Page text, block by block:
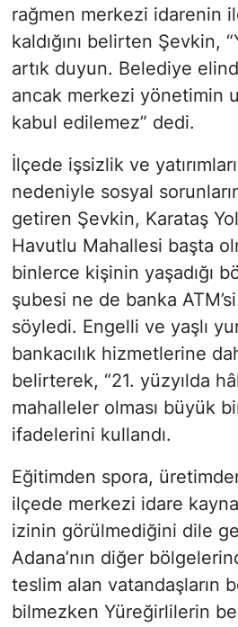
rağmen merkezi idarenin
kaldığını belirten Şevkin,
artık duyun. Belediye
ancak merkezi yönetimin
kabul edilemez” dedi.
İlçede işsizlik ve
nedeniyle sosyal
getiren Şevkin, Karataş
Havutlu Mahallesi başta
binlerce kişinin yaşadığı
şubesi ne de banka
söyledi. Engelli ve yaşlı
bankacılık hizmetlerine
belirterek, “21. yüzyılda
mahalleler olması büyük
ifadelerini kullandı.
Eğitimden spora,
ilçede merkezi idare
izinin görülmediğini dile
Adana’nın diğer
teslim alan vatandaşların
bilmezken Yüreğirlilerin